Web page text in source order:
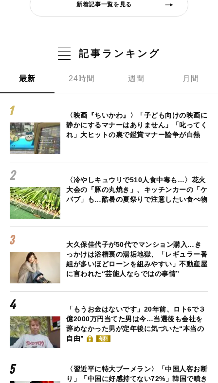
新着記事一覧を見る
記事ランキング
最新 24時間 週間 月間
〈映画『ちいかわ』〉「子ども向けの映画に
静かにするマナーはありません」「叱ってく
れ」大ヒットの裏で鑑賞マナー論争が白熱
〈冷やしキュウリで510人食中毒も…〉花火
大会の「豚の丸焼き」、キッチンカーの「ケ
バブ」も…酷暑の夏祭りで注意したい食べ物
大久保佳代子が50代でマンション購入…き
っかけは浴槽裏の湯垢地獄、「レギュラー番
組が多いほどローンを組みやすい」不動産屋
に言われた“芸能人ならではの事情”
「もうお金はないです」20年前、ロト6で３
億2000万円当てた男は今…当選後も会社を
辞めなかった男が定年後に気づいた“本当の
自由”
有料
〈習近平に特大ブーメラン〉「中国人客お断
り」「中国に好感持てない72%」韓国で噴き